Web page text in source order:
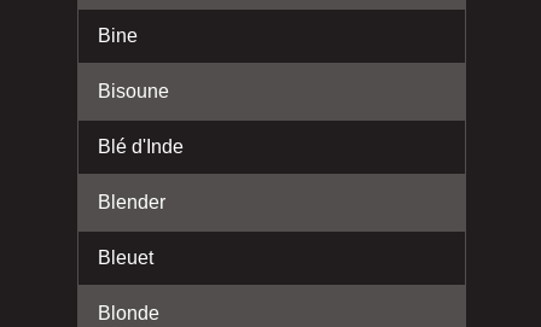
Bine
Bisoune
Blé d'Inde
Blender
Bleuet
Blonde